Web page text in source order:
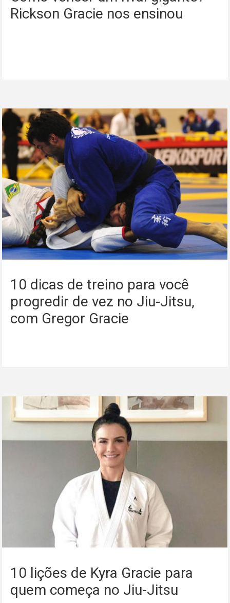
Rickson Gracie nos ensinou
10 dicas de treino para você
progredir de vez no Jiu-Jitsu,
com Gregor Gracie
10 lições de Kyra Gracie para
quem começa no Jiu-Jitsu